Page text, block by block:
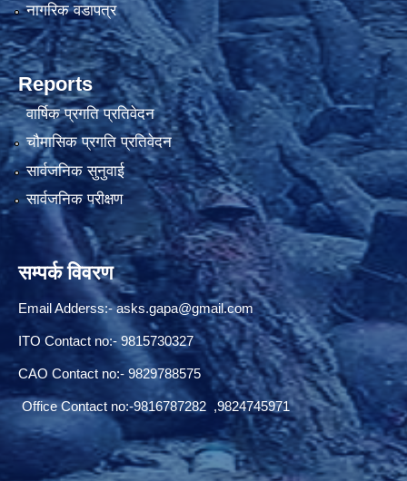
नागरिक वडापत्र
Reports
वार्षिक प्रगति प्रतिवेदन
चौमासिक प्रगति प्रतिवेदन
सार्वजनिक सुनुवाई
सार्वजनिक परीक्षण
सम्पर्क विवरण
Email Adderss:-asks.gapa@gmail.com
ITO Contact no:- 9815730327
CAO Contact no:- 9829788575
Office Contact no:-9816787282 ,9824745971